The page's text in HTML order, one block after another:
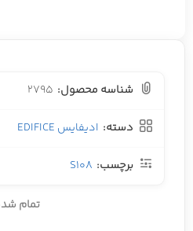
شناسه محصول: 2795
دسته: ادیفایس EDIFICE
برچسب: S108
تمام